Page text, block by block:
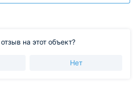
на этот объект?
Нет